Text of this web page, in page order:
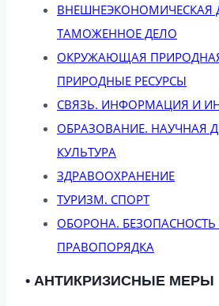
ВНЕШНЕЭКОНОМИЧЕСКАЯ
ТАМОЖЕННОЕ ДЕЛО
ОКРУЖАЮЩАЯ
ПРИРОДНЫЕ РЕСУРСЫ
СВЯЗЬ. ИНФОРМАЦИЯ И
ОБРАЗОВАНИЕ. НАУЧНАЯ
КУЛЬТУРА
ЗДРАВООХРАНЕНИЕ
ТУРИЗМ. СПОРТ
ОБОРОНА.
ПРАВОПОРЯДКА
• АНТИКРИЗИСНЫЕ МЕРЫ